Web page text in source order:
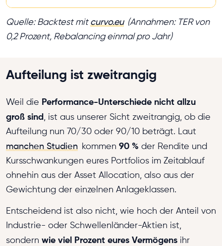
Quelle: Backtest mitcurvo.eu (Annahmen: TER von
0,2 Prozent, Rebalancing einmal pro Jahr)
Aufteilung ist zweitrangig
Weil die Performance-Unterschiede nicht allzu
groß sind, ist aus unserer Sicht zweitrangig, ob die
Aufteilung nun 70/30 oder 90/10 beträgt. Laut
manchen Studien kommen 90 % der Rendite und
Kursschwankungen eures Portfolios im Zeitablauf
ohnehin aus der Asset Allocation, also aus der
Gewichtung der einzelnen Anlageklassen.
Entscheidend ist also nicht, wie hoch der Anteil von
Industrie- oder Schwellenländer-Aktien ist,
sondern wie viel Prozent eures Vermögens ihr